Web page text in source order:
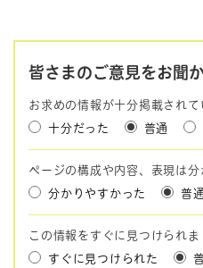
皆さまのご意見をお聞
お求めの情報が十分掲載されて
十分だった
普通
ページの構成や内容、表現は
分かりやすかった
普通
この情報をすぐに見つけられま
すぐに見つけられた